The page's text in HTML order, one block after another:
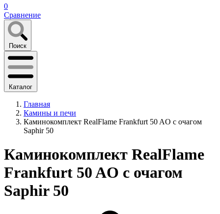
0
Сравнение
Поиск
Каталог
Главная
Камины и печи
Каминокомплект RealFlame Frankfurt 50 AO с очагом
Saphir 50
Каминокомплект RealFlame
Frankfurt 50 AO с очагом
Saphir 50